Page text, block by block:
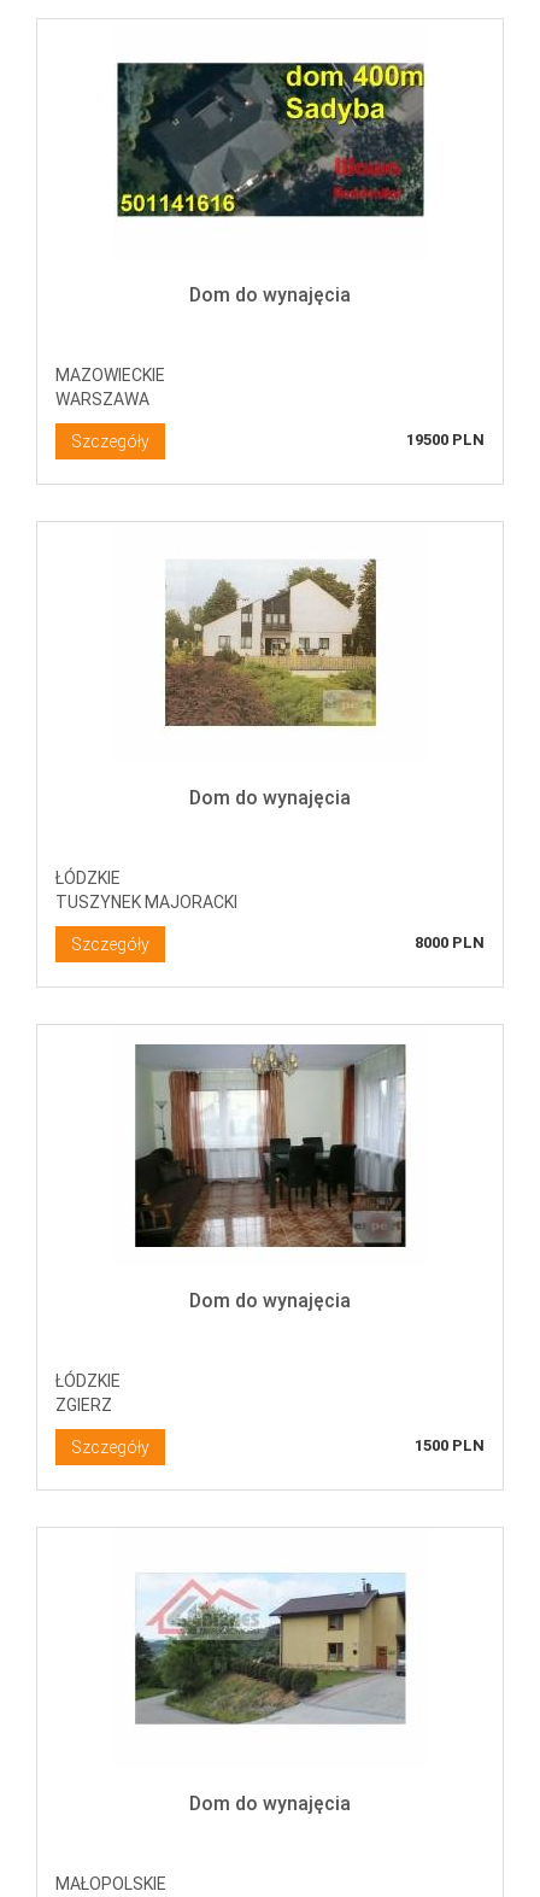
Dom do wynajęcia
MAZOWIECKIE
WARSZAWA
Szczegóły 19500 PLN
Dom do wynajęcia
ŁÓDZKIE
TUSZYNEK MAJORACKI
Szczegóły 8000 PLN
Dom do wynajęcia
ŁÓDZKIE
ZGIERZ
Szczegóły 1500 PLN
Dom do wynajęcia
MAŁOPOLSKIE